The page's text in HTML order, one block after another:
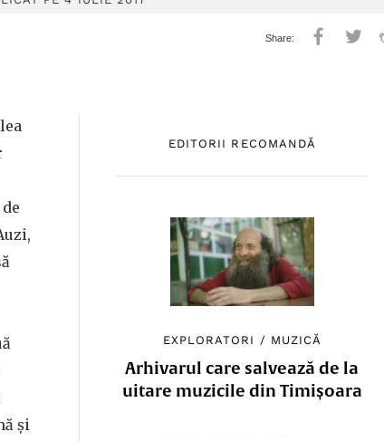
EDITORII RECOMANDĂ
EXPLORATORI / MUZICĂ
Arhivarul care salvează de la
uitare muzicile din Timișoara
și